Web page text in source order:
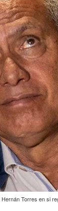
Hernán Torres en si